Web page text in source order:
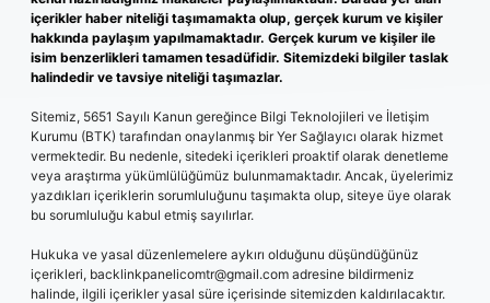
içerikler haber niteliği taşımamakta olup, gerçek kurum ve kişiler
hakkında paylaşım yapılmamaktadır. Gerçek kurum ve kişiler ile
isim benzerlikleri tamamen tesadüfidir. Sitemizdeki bilgiler taslak
halindedir ve tavsiye niteliği taşımazlar.
Sitemiz, 5651 Sayılı Kanun gereğince Bilgi Teknolojileri ve İletişim
Kurumu (BTK) tarafından onaylanmış bir Yer Sağlayıcı olarak hizmet
vermektedir. Bu nedenle, sitedeki içerikleri proaktif olarak denetleme
veya araştırma yükümlülüğümüz bulunmamaktadır. Ancak, üyelerimiz
yazdıkları içeriklerin sorumluluğunu taşımakta olup, siteye üye olarak
bu sorumluluğu kabul etmiş sayılırlar.
Hukuka ve yasal düzenlemelere aykırı olduğunu düşündüğünüz
içerikleri, backlinkpanelicomtr@gmail.com adresine bildirmeniz
halinde, ilgili içerikler yasal süre içerisinde sitemizden kaldırılacaktır.